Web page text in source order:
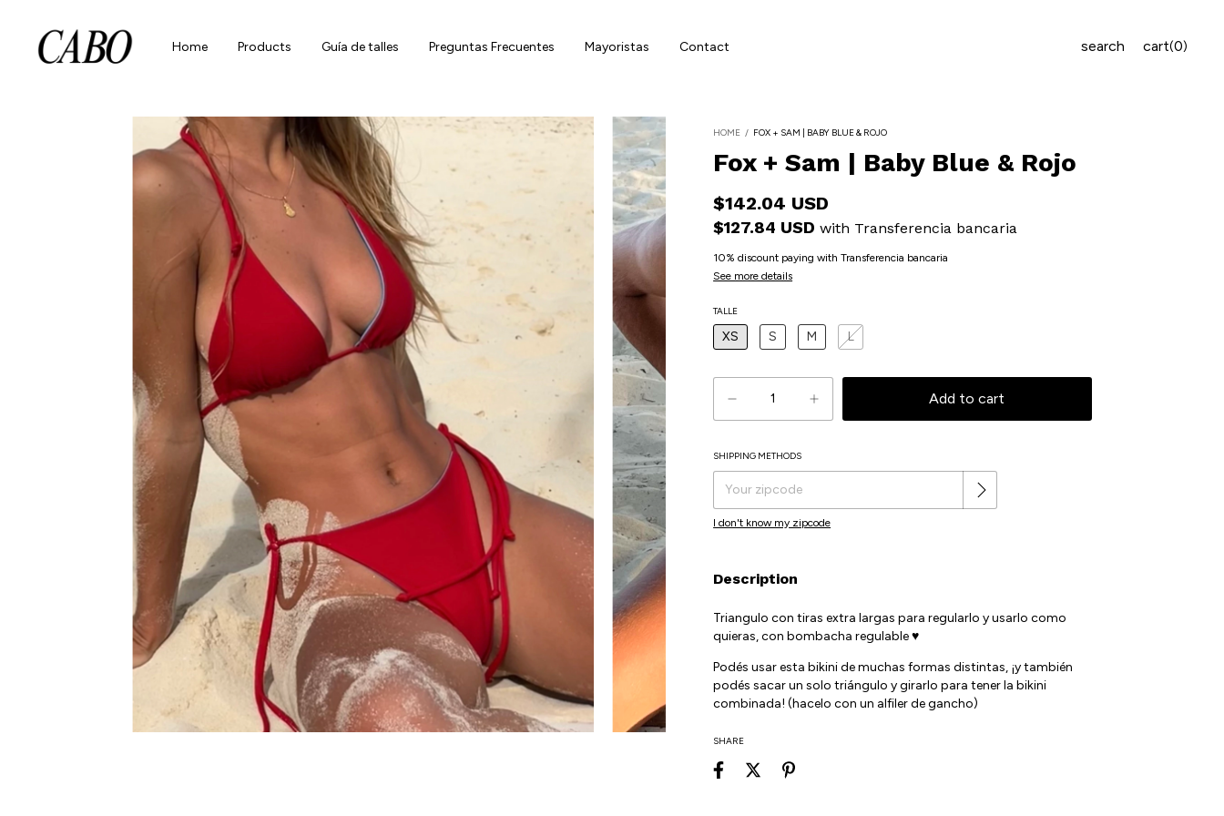
Home Products Guía de talles Preguntas Frecuentes Mayoristas Contact search cart(0)
HOME / FOX + SAM | BABY BLUE & ROJO
Fox + Sam | Baby Blue & Rojo
$142.04 USD
$127.84 USDwith Transferencia bancaria
10% discount paying with Transferencia bancaria
See more details
TALLE
XS S M L
Shipping for zipcode:
SHIPPING METHODS
I don't know my zipcode
Description
Triangulo con tiras extra largas para regularlo y usarlo como
quieras, con bombacha regulable ♥️
Podés usar esta bikini de muchas formas distintas, ¡y también
podés sacar un solo triángulo y girarlo para tener la bikini
combinada! (hacelo con un alfiler de gancho)
SHARE